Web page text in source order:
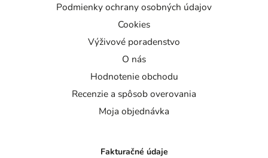
Podmienky ochrany osobných údajov
Cookies
Výživové poradenstvo
O nás
Hodnotenie obchodu
Recenzie a spôsob overovania
Moja objednávka
Fakturačné údaje